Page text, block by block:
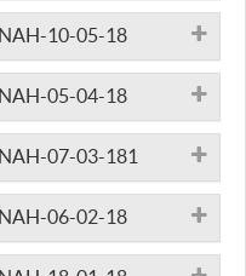
10-05-18
05-04-18
07-03-181
06-02-18